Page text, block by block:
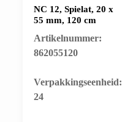
NC 12, Spielat, 20 x
55 mm, 120 cm
Artikelnummer:
862055120
​Verpakkingseenheid:
24